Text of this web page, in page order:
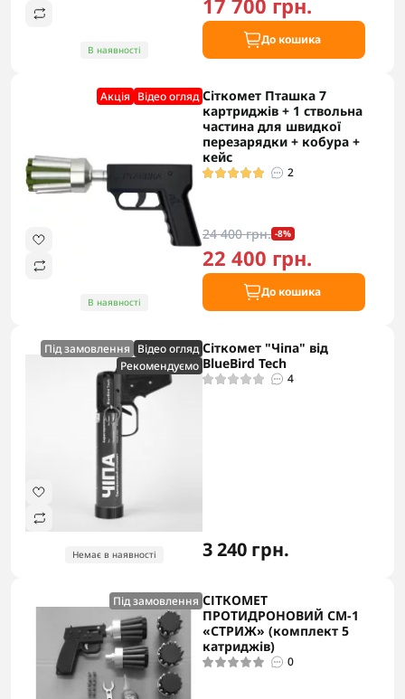
В наявності
17 700 грн.
До кошика
Акцiя Відео огляд
В наявності
Сіткомет Пташка 7
картриджів + 1 ствольна
частина для швидкої
перезарядки + кобура +
кейс
2
24 400 грн. -8%
22 400 грн.
До кошика
Під замовлення Відео огляд
Рекомендуємо
Немає в наявності
Сіткомет "Чіпа" від
BlueBird Tech
4
3 240 грн.
Під замовлення СІТКОМЕТ
ПРОТИДРОНОВИЙ СМ-1
«СТРИЖ» (комплект 5
катриджів)
0